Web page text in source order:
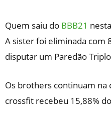
Quem saiu do BBB21
A sister foi eliminada com
disputar um Paredão
Os brothers continuam
crossfit recebeu 15,88%